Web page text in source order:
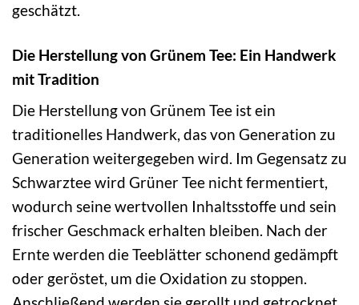
geschätzt.
Die Herstellung von Grünem Tee: Ein Handwerk
mit Tradition
Die Herstellung von Grünem Tee ist ein
traditionelles Handwerk, das von Generation zu
Generation weitergegeben wird. Im Gegensatz zu
Schwarztee wird Grüner Tee nicht fermentiert,
wodurch seine wertvollen Inhaltsstoffe und sein
frischer Geschmack erhalten bleiben. Nach der
Ernte werden die Teeblätter schonend gedämpft
oder geröstet, um die Oxidation zu stoppen.